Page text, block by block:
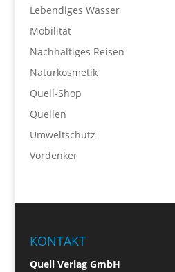
Lebendiges Wasser
Mobilität
Nachhaltiges Reisen
Naturkosmetik
Quell-Shop
Quellen
Umweltschutz
Vordenker
KONTAKT
Quell Verlag GmbH